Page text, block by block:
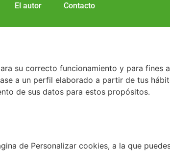
El autor Contacto
su correcto funcionamiento y para fines
a un perfil elaborado a partir de tus
de sus datos para estos propósitos.
de Personalizar cookies, a la que